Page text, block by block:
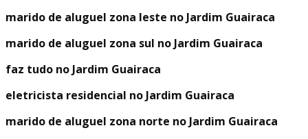
marido de aluguel zona leste no Jardim Guairaca
marido de aluguel zona sul no Jardim Guairaca
faz tudo no Jardim Guairaca
eletricista residencial no Jardim Guairaca
marido de aluguel zona norte no Jardim Guairaca